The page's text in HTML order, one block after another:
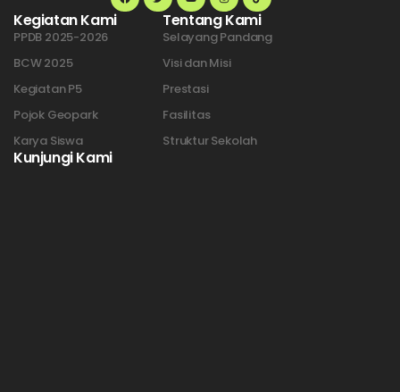
Kegiatan Kami
PPDB 2025-2026
BCW 2025
Kegiatan P5
Pojok Geopark
Karya Siswa
Tentang Kami
Selayang Pandang
Visi dan Misi
Prestasi
Fasilitas
Struktur Sekolah
Kunjungi Kami